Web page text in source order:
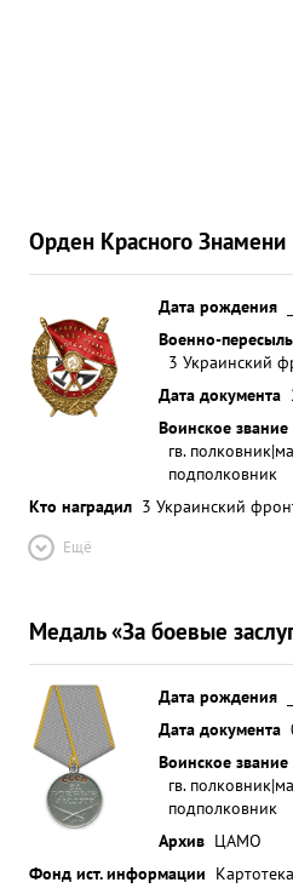
Орден Красного Знамени
Дата рождения
Военно-
3 Украинский
Дата документа
Воинское звание
гв.
подполковник
Кто наградил 3 Украинский
Ещё
Медаль «За боевые
Дата рождения
Дата документа
Воинское звание
гв.
подполковник
Архив ЦАМО
Фонд ист. информации